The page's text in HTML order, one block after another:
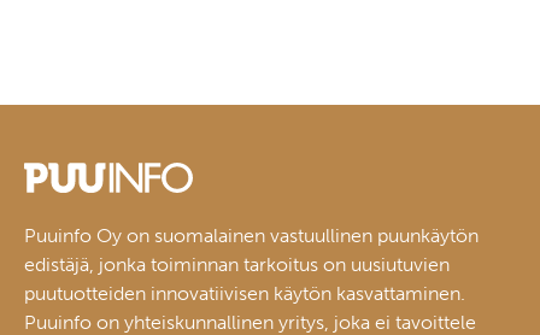
Puuinfo Oy on suomalainen vastuullinen puunkäytön
edistäjä, jonka toiminnan tarkoitus on uusiutuvien
puutuotteiden innovatiivisen käytön kasvattaminen.
Puuinfo on yhteiskunnallinen yritys, joka ei tavoittele